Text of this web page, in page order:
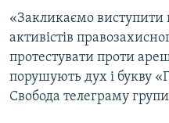
«Закликаємо виступити
активістів
протестувати проти
порушують дух і букву
Свобода телеграму